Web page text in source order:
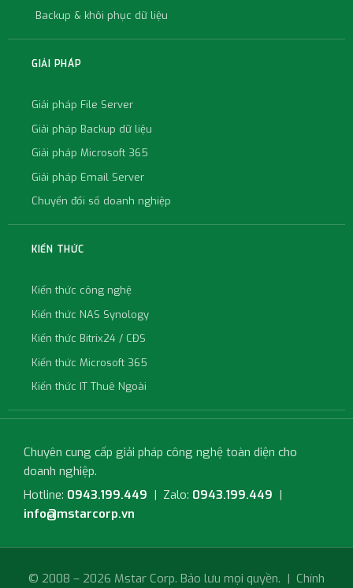
Backup & khôi phục dữ liệu
GIẢI PHÁP
Giải pháp File Server
Giải pháp Backup dữ liệu
Giải pháp Microsoft 365
Giải pháp Email Server
Chuyển đổi số doanh nghiệp
KIẾN THỨC
Kiến thức công nghệ
Kiến thức NAS Synology
Kiến thức Bitrix24 / CĐS
Kiến thức Microsoft 365
Kiến thức IT Thuê Ngoài
Chuyên cung cấp giải pháp công nghệ toàn diện cho
doanh nghiệp.
Hotline: 0943.199.449 | Zalo: 0943.199.449 |
info@mstarcorp.vn
© 2008 – 2026 Mstar Corp. Bảo lưu mọi quyền. | Chính